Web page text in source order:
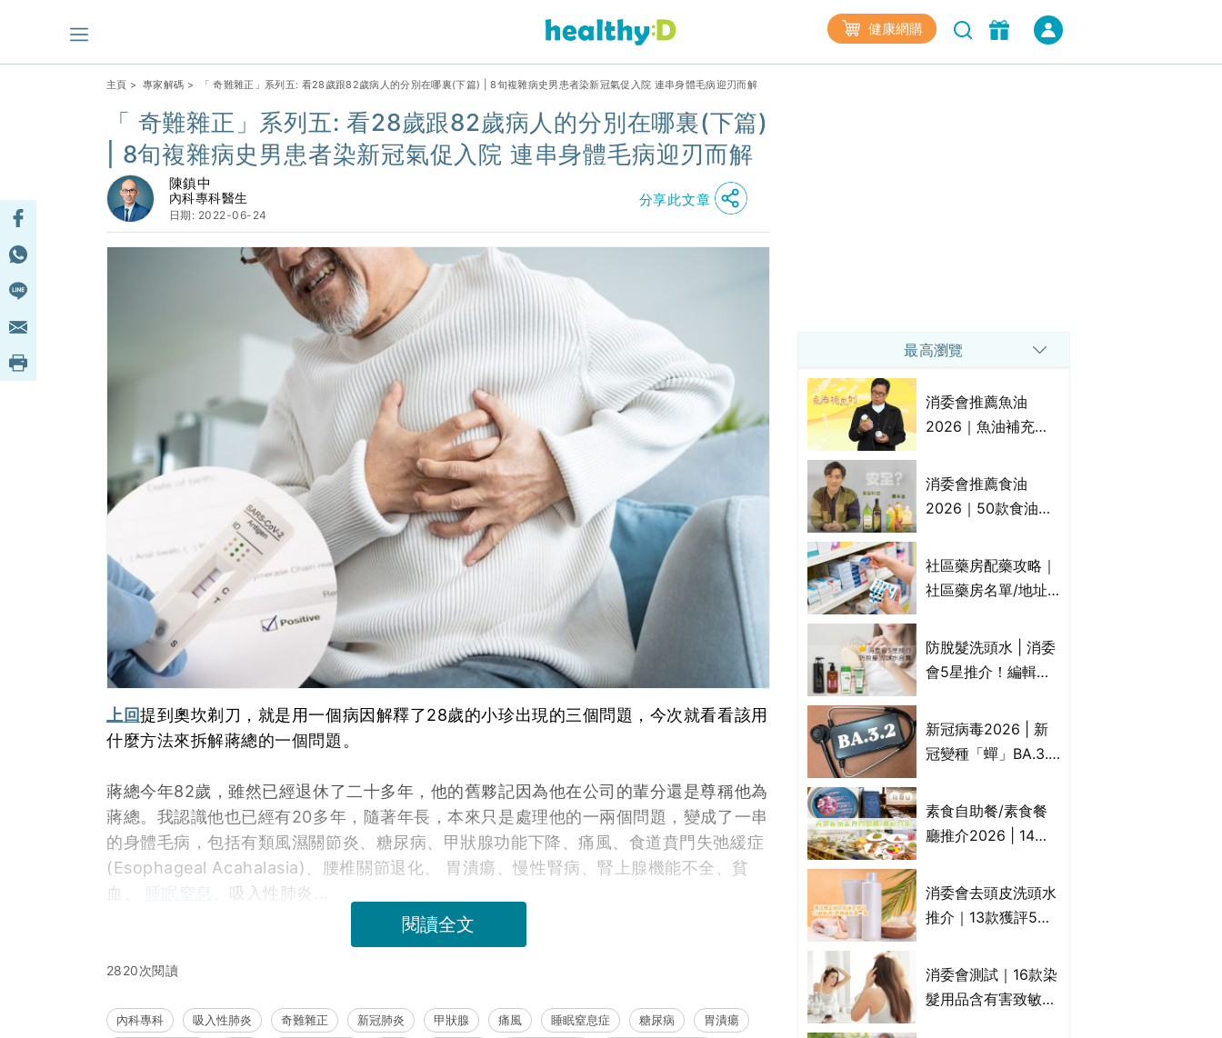
健康網購
主頁 > 專家解碼 > 「 奇難雜正」系列五: 看28歲跟82歲病人的分別在哪裏(下篇) | 8旬複雜病史男患者染新冠氣促入院 連串身體毛病迎刃而解
「 奇難雜正」系列五: 看28歲跟82歲病人的分別在哪裏(下篇)
| 8旬複雜病史男患者染新冠氣促入院 連串身體毛病迎刃而解
陳鎮中
內科專科醫生
日期: 2022-06-24
分享此文章
上回提到奧坎剃刀，就是用一個病因解釋了28歲的小珍出現的三個問題，今次就看看該用
什麼方法來拆解蔣總的一個問題。
蔣總今年82歲，雖然已經退休了二十多年，他的舊夥記因為他在公司的輩分還是尊稱他為
蔣總。我認識他也已經有20多年，隨著年長，本來只是處理他的一兩個問題，變成了一串
的身體毛病，包括有類風濕關節炎、糖尿病、甲狀腺功能下降、痛風、食道賁門失弛緩症
(Esophageal Acahalasia)、腰椎關節退化、 胃潰瘍、慢性腎病、腎上腺機能不全、貧
血、
睡眠窒息 、吸入性肺炎...
閱讀全文
2820次閱讀
內科專科 吸入性肺炎 奇難雜正 新冠肺炎 甲狀腺 痛風 睡眠窒息症 糖尿病
胃潰瘍
最高瀏覽
消委會推薦魚油
2026｜魚油補充劑
名單｜附1款國際魚
油標準5星認證 針對
消委會推薦食油
2026｜50款食油評
物｜21款健康煮食油
總評達5星滿分名單
花籽油/花生油等)
社區藥房配藥攻略｜
社區藥房名單/地址/
法一覽表｜社區藥房
是甚麼？可以申請藥
防脫髮洗頭水 | 消委
會5星推介！編輯加
比較：位元堂、呂、
PANTOGAR、純素
新冠病毒2026 | 新
冠變種「蟬」BA.3.2
播、風險與預防方法
一文睇
素食自助餐/素食餐
廳推介2026 | 14間
中式/印度/東南亞/港
式/Fusion素食齋菜
消委會去頭皮洗頭水
推介｜13款獲評5星
KLORANE、沙宣、
呂、LUX等上榜｜4
消委會測試｜16款染
髮用品含有害致敏物